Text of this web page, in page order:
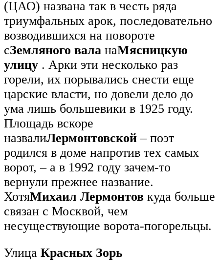
(ЦАО) названа так в честь ряда
триумфальных арок, последовательно
возводившихся на повороте
сЗемляного вала наМясницкую
улицу . Арки эти несколько раз
горели, их порывались снести еще
царские власти, но довели дело до
ума лишь большевики в 1925 году.
Площадь вскоре
назвалиЛермонтовской – поэт
родился в доме напротив тех самых
ворот, – а в 1992 году зачем-то
вернули прежнее название.
ХотяМихаил Лермонтов куда больше
связан с Москвой, чем
несуществующие ворота-погорельцы.
Улица Красных Зорь